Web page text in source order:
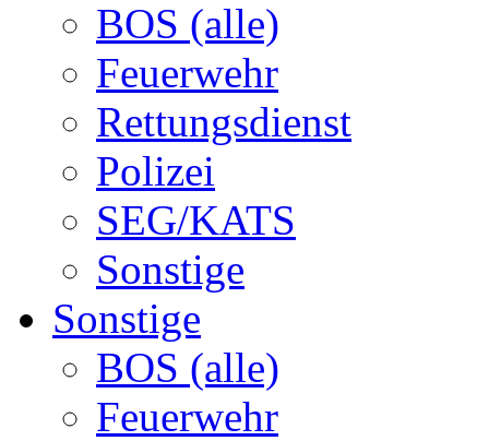
BOS (alle)
Feuerwehr
Rettungsdienst
Polizei
SEG/KATS
Sonstige
Sonstige
BOS (alle)
Feuerwehr